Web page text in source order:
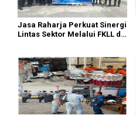
Jasa Raharja Perkuat Sinergi
Lintas Sektor Melalui FKLL di